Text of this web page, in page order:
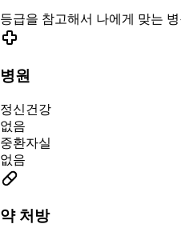
등급을 참고해서 나에게 맞는
병원
정신건강
없음
중환자실
없음
약 처방